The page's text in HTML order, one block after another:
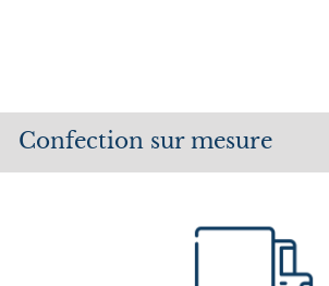
Confection sur mesure